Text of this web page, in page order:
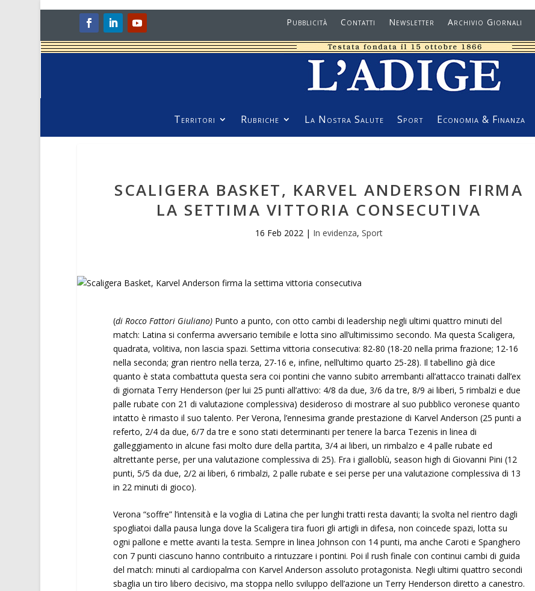
Pubblicità Contatti Newsletter Archivio Giornali
Territori Rubriche La Nostra Salute Sport Economia & Finanza
SCALIGERA BASKET, KARVEL ANDERSON FIRMA
LA SETTIMA VITTORIA CONSECUTIVA
16 Feb 2022| In evidenza, Sport
(di Rocco Fattori Giuliano) Punto a punto, con otto cambi di leadership negli ultimi quattro minuti del
match: Latina si conferma avversario temibile e lotta sino all’ultimissimo secondo. Ma questa Scaligera,
quadrata, volitiva, non lascia spazi. Settima vittoria consecutiva: 82-80 (18-20 nella prima frazione; 12-16
nella seconda; gran rientro nella terza, 27-16 e, infine, nell’ultimo quarto 25-28). Il tabellino già dice
quanto è stata combattuta questa sera coi pontini che vanno subito arrembanti all’attacco trainati dall’ex
di giornata Terry Henderson (per lui 25 punti all’attivo: 4/8 da due, 3/6 da tre, 8/9 ai liberi, 5 rimbalzi e due
palle rubate con 21 di valutazione complessiva) desideroso di mostrare al suo pubblico veronese quanto
intatto è rimasto il suo talento. Per Verona, l’ennesima grande prestazione di Karvel Anderson (25 punti a
referto, 2/4 da due, 6/7 da tre e sono stati determinanti per tenere la barca Tezenis in linea di
galleggiamento in alcune fasi molto dure della partita, 3/4 ai liberi, un rimbalzo e 4 palle rubate ed
altrettante perse, per una valutazione complessiva di 25). Fra i gialloblù, season high di Giovanni Pini (12
punti, 5/5 da due, 2/2 ai liberi, 6 rimbalzi, 2 palle rubate e sei perse per una valutazione complessiva di 13
in 22 minuti di gioco).
Verona “soffre” l’intensità e la voglia di Latina che per lunghi tratti resta davanti; la svolta nel rientro dagli
spogliatoi dalla pausa lunga dove la Scaligera tira fuori gli artigli in difesa, non coincede spazi, lotta su
ogni pallone e mette avanti la testa. Sempre in linea Johnson con 14 punti, ma anche Caroti e Spanghero
con 7 punti ciascuno hanno contribuito a rintuzzare i pontini. Poi il rush finale con continui cambi di guida
del match: minuti al cardiopalma con Karvel Anderson assoluto protagonista. Negli ultimi quattro secondi
sbaglia un tiro libero decisivo, ma stoppa nello sviluppo dell’azione un Terry Henderson diretto a canestro.